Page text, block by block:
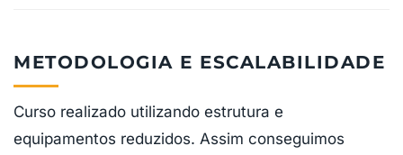
METODOLOGIA E ESCALABILIDADE
Curso realizado utilizando estrutura e
equipamentos reduzidos. Assim conseguimos